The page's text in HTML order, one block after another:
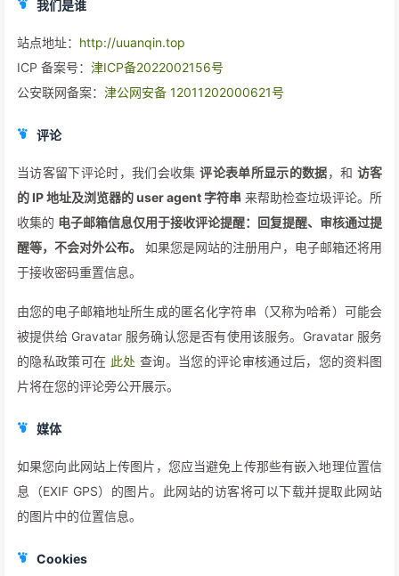
我们是谁
站点地址： http://uuanqin.top
ICP 备案号： 津ICP备2022002156号
公安联网备案： 津公网安备 12011202000621号
评论
当访客留下评论时，我们会收集评论表单所显示的数据，和 访客
的 IP 地址及浏览器的 user agent 字符串 来帮助检查垃圾评论。所
收集的 电子邮箱信息仅用于接收评论提醒：回复提醒、审核通过提
醒等，不会对外公布。
如果您是网站的注册用户，电子邮箱还将用
于接收密码重置信息。
由您的电子邮箱地址所生成的匿名化字符串（又称为哈希）可能会
被提供给 Gravatar 服务确认您是否有使用该服务。Gravatar 服务
的隐私政策可在 此处 查询。当您的评论审核通过后，您的资料图
片将在您的评论旁公开展示。
媒体
如果您向此网站上传图片，您应当避免上传那些有嵌入地理位置信
息（EXIF GPS）的图片。此网站的访客将可以下载并提取此网站
的图片中的位置信息。
Cookies